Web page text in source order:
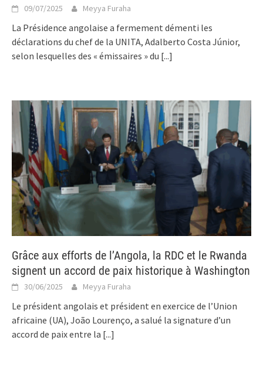
09/07/2025 Meyya Furaha
La Présidence angolaise a fermement démenti les
déclarations du chef de la UNITA, Adalberto Costa Júnior,
selon lesquelles des « émissaires » du [...]
Grâce aux efforts de l’Angola, la RDC et le Rwanda
signent un accord de paix historique à Washington
30/06/2025 Meyya Furaha
Le président angolais et président en exercice de l’Union
africaine (UA), João Lourenço, a salué la signature d’un
accord de paix entre la [...]